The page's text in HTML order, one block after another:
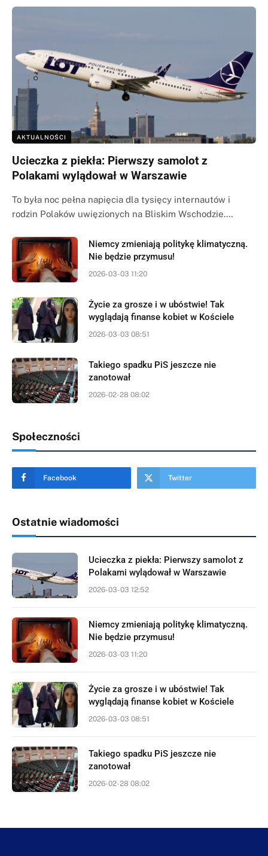
AKTUALNOŚCI
Ucieczka z piekła: Pierwszy samolot z
Polakami wylądował w Warszawie
To była noc pełna napięcia dla tysięcy internautów i
rodzin Polaków uwięzionych na Bliskim Wschodzie.…
Niemcy zmieniają politykę klimatyczną.
Nie będzie przymusu!
2026-03-03 11:20
Życie za grosze i w ubóstwie! Tak
wyglądają finanse kobiet w Kościele
2026-03-03 08:51
Takiego spadku PiS jeszcze nie
zanotował
2026-02-28 08:02
Społeczności
Facebook Twitter
Ostatnie wiadomości
Ucieczka z piekła: Pierwszy samolot z
Polakami wylądował w Warszawie
2026-03-03 12:52
Niemcy zmieniają politykę klimatyczną.
Nie będzie przymusu!
2026-03-03 11:20
Życie za grosze i w ubóstwie! Tak
wyglądają finanse kobiet w Kościele
2026-03-03 08:51
Takiego spadku PiS jeszcze nie
zanotował
2026-02-28 08:02